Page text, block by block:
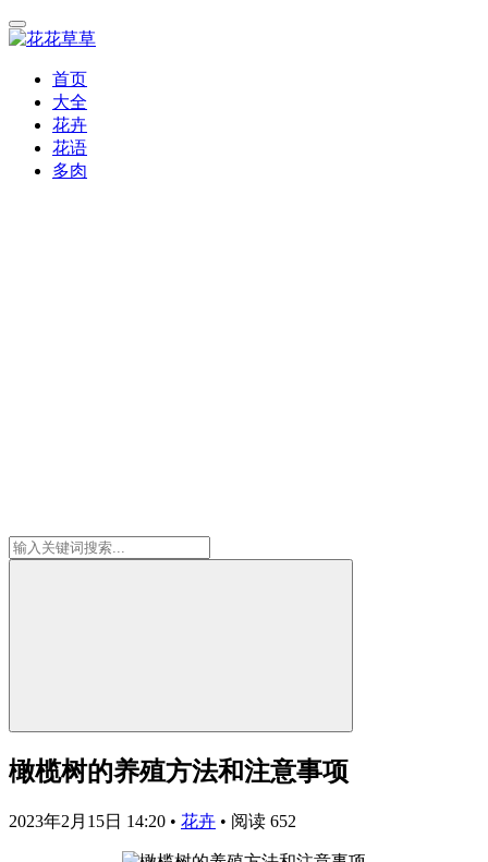
首页
大全
花卉
花语
多肉
橄榄树的养殖方法和注意事项
2023年2月15日 14:20 • 花卉 • 阅读 652